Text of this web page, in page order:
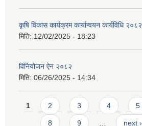
कृषि विकास कार्यक्रम कार्यान्वयन कार्यविधि २०८२
मिति: 12/02/2025 - 18:23
विनियोजन ऐन २०८२
मिति: 06/26/2025 - 14:34
Pages
1 2 3 4 5
8 9 next ›